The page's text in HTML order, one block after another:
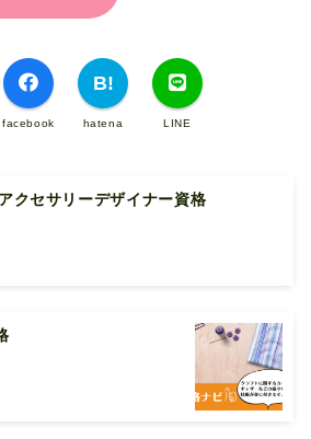
facebook hatena LINE
クセサリーデザイナー資格